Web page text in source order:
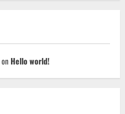
on Hello world!